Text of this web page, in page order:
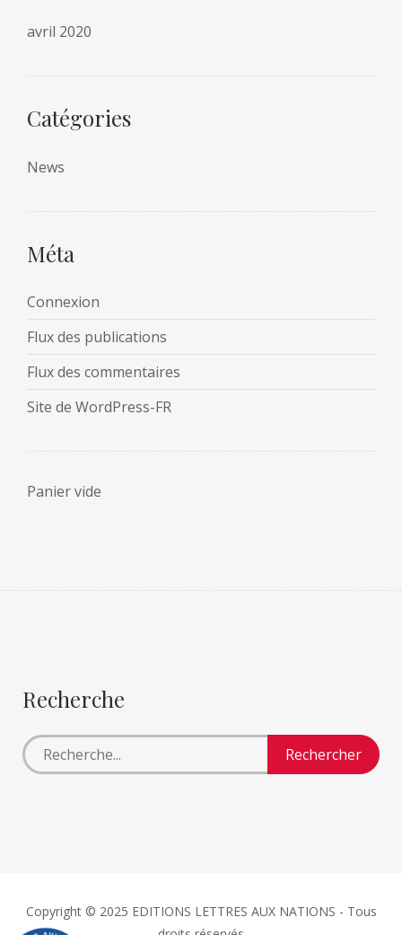
avril 2020
Catégories
News
Méta
Connexion
Flux des publications
Flux des commentaires
Site de WordPress-FR
Panier vide
Recherche
Copyright © 2025 EDITIONS LETTRES AUX NATIONS - Tous